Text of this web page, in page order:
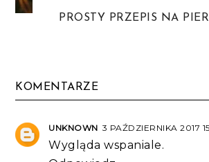
PROSTY PRZEPIS NA
KOMENTARZE
UNKNOWN 3 PAŹDZIERNIKA 2017
Wygląda wspaniale.